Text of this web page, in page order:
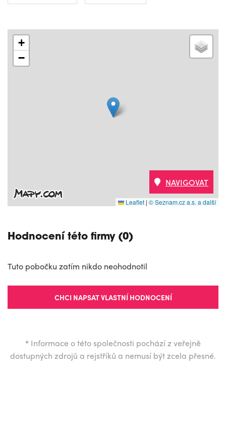
+
−
Leaflet | © Seznam.cz a.s. a další
NAVIGOVAT
Hodnocení této firmy (0)
Tuto pobočku zatím nikdo neohodnotil
CHCI NAPSAT VLASTNÍ HODNOCENÍ
* Informace o této společnosti pochází z veřejně
dostupných zdrojů a rejstříků a nemusí být zcela přesné.